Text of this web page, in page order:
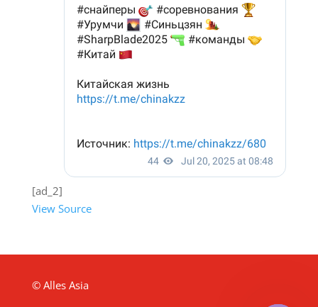
[ad_2]
View Source
© Alles Asia